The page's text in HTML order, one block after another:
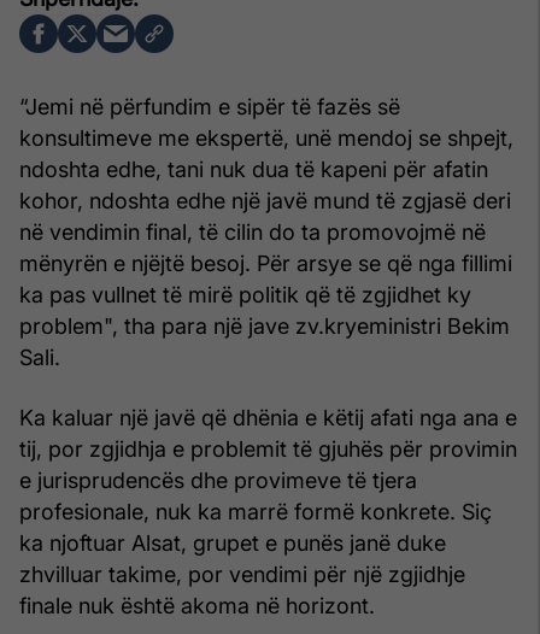
“Jemi në përfundim e sipër të fazës së
konsultimeve me ekspertë, unë mendoj se shpejt,
ndoshta edhe, tani nuk dua të kapeni për afatin
kohor, ndoshta edhe një javë mund të zgjasë deri
në vendimin final, të cilin do ta promovojmë në
mënyrën e njëjtë besoj. Për arsye se që nga fillimi
ka pas vullnet të mirë politik që të zgjidhet ky
problem", tha para një jave zv.kryeministri Bekim
Sali.
Ka kaluar një javë që dhënia e këtij afati nga ana e
tij, por zgjidhja e problemit të gjuhës për provimin
e jurisprudencës dhe provimeve të tjera
profesionale, nuk ka marrë formë konkrete. Siç
ka njoftuar Alsat, grupet e punës janë duke
zhvilluar takime, por vendimi për një zgjidhje
finale nuk është akoma në horizont.